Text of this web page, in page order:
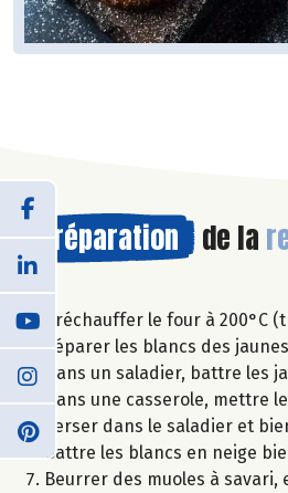
Préparation de la
Préchauffer le four à 200°C
Séparer les blancs des
Dans un saladier, battre les
Dans une casserole, mettre
Verser dans le saladier et
Battre les blancs en neige
Beurrer des muoles à